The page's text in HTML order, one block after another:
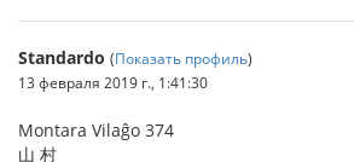
Standardo (Показать профиль)
13 февраля 2019 г., 1:41:30
Montara Vilaĝo 374
山 村